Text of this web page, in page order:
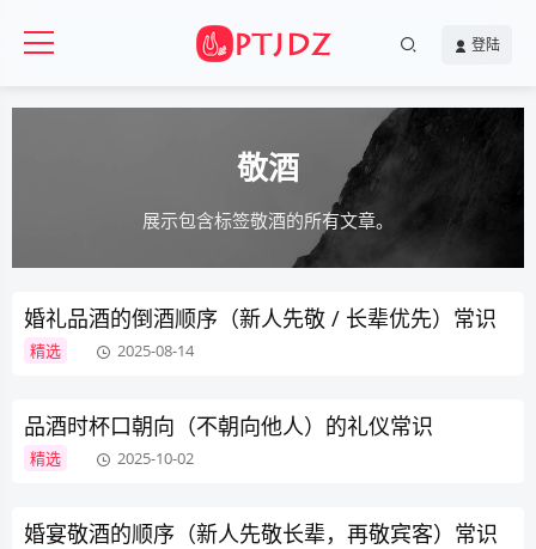
登陆
敬酒
展示包含标签敬酒的所有文章。
婚礼品酒的倒酒顺序（新人先敬 / 长辈优先）常识
精选 2025-08-14
品酒时杯口朝向（不朝向他人）的礼仪常识
精选 2025-10-02
婚宴敬酒的顺序（新人先敬长辈，再敬宾客）常识